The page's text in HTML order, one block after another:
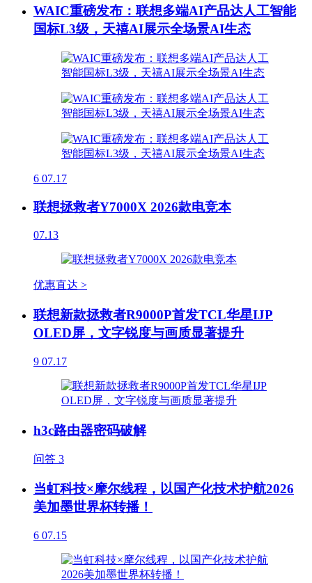
WAIC重磅发布：联想多端AI产品达人工智能
国标L3级，天禧AI展示全场景AI生态
6 07.17
联想拯救者Y7000X 2026款电竞本
07.13
优惠直达 >
联想新款拯救者R9000P首发TCL华星IJP
OLED屏，文字锐度与画质显著提升
9 07.17
h3c路由器密码破解
问答 3
当虹科技×摩尔线程，以国产化技术护航2026
美加墨世界杯转播！
6 07.15